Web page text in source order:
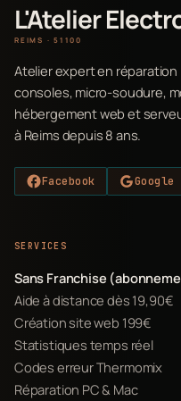
L'Atelier
REIMS · 51100
Atelier expert en
consoles, micro-soudure,
hébergement web et
à Reims depuis 8 ans.
Facebook Google
SERVICES
Sans Franchise
Aide à distance dès 19,90€
Création site web 199€
Statistiques temps réel
Codes erreur Thermomix
Réparation PC & Mac